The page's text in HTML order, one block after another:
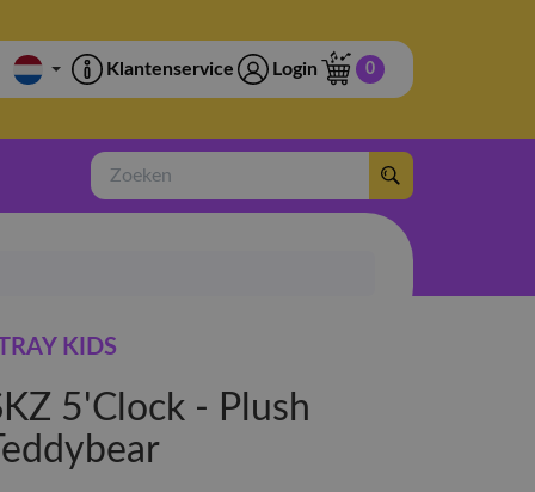
Klantenservice Login 0
Zoeken
KIDS
5'Clock - Plush